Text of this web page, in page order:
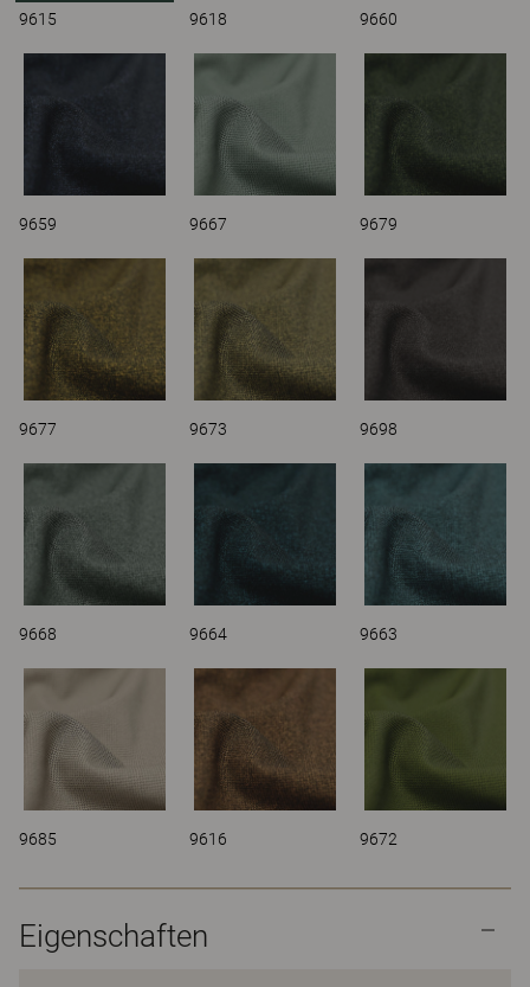
9615 9618 9660
9659 9667 9679
9677 9673 9698
9668 9664 9663
9685 9616 9672
Eigenschaften